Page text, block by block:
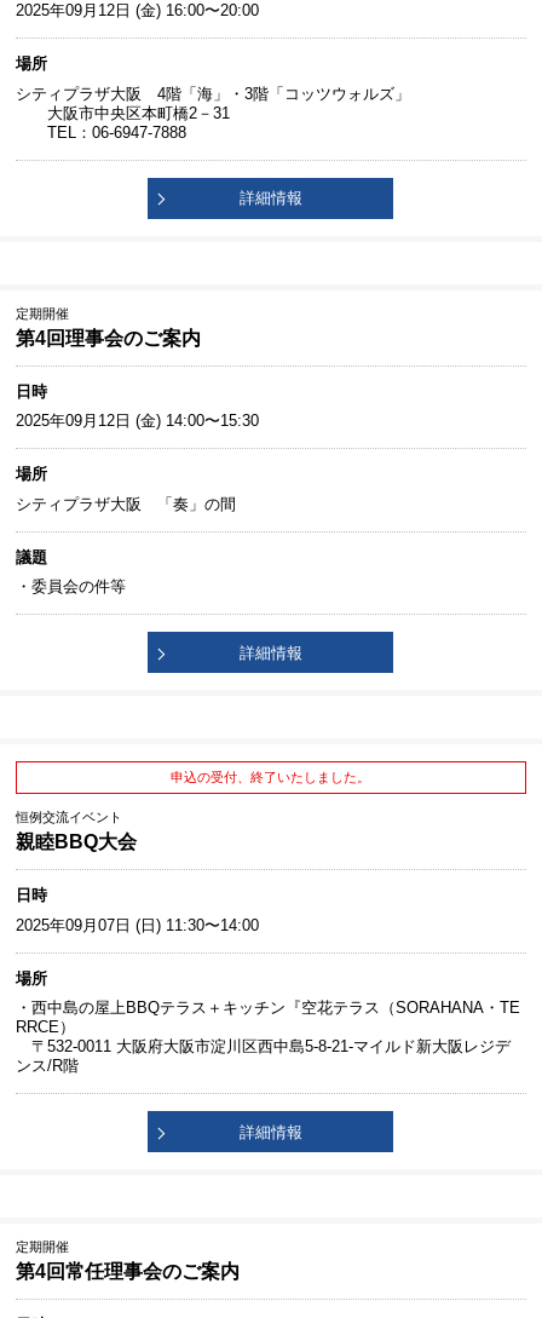
2025年09月12日 (金) 16:00〜20:00
場所
シティプラザ大阪 4階「海」・3階「コッツウォルズ」
大阪市中央区本町橋2－31
TEL：06-6947-7888
詳細情報
定期開催
第4回理事会のご案内
日時
2025年09月12日 (金) 14:00〜15:30
場所
シティプラザ大阪 「奏」の間
議題
・委員会の件等
詳細情報
申込の受付、終了いたしました。
恒例交流イベント
親睦BBQ大会
日時
2025年09月07日 (日) 11:30〜14:00
場所
・西中島の屋上BBQテラス＋キッチン『空花テラス（SORAHANA・TE
RRCE）
〒532-0011 大阪府大阪市淀川区西中島5-8-21-マイルド新大阪レジデ
ンス/R階
詳細情報
定期開催
第4回常任理事会のご案内